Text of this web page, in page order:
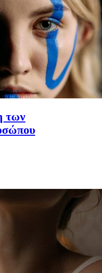
των